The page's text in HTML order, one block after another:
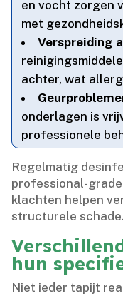
en vocht zorgen
met
Verspreiding
achter, wat
onderlagen is
professionele
Regelmatig
professional-
klachten helpen
structurele schade.​
hun
Niet ieder tapijt